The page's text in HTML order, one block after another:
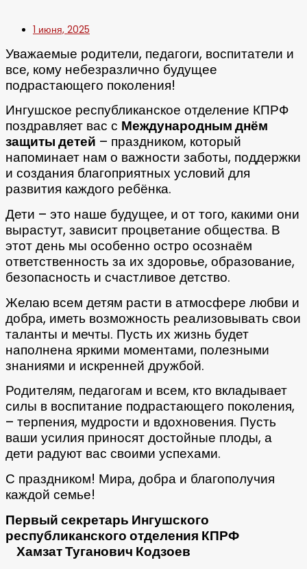
1 июня, 2025
Уважаемые родители, педагоги, воспитатели и
все, кому небезразлично будущее
подрастающего поколения!
Ингушское республиканское отделение КПРФ
поздравляет вас с Международным днём
защиты детей – праздником, который
напоминает нам о важности заботы, поддержки
и создания благоприятных условий для
развития каждого ребёнка.
Дети – это наше будущее, и от того, какими они
вырастут, зависит процветание общества. В
этот день мы особенно остро осознаём
ответственность за их здоровье, образование,
безопасность и счастливое детство.
Желаю всем детям расти в атмосфере любви и
добра, иметь возможность реализовывать свои
таланты и мечты. Пусть их жизнь будет
наполнена яркими моментами, полезными
знаниями и искренней дружбой.
Родителям, педагогам и всем, кто вкладывает
силы в воспитание подрастающего поколения,
– терпения, мудрости и вдохновения. Пусть
ваши усилия приносят достойные плоды, а
дети радуют вас своими успехами.
С праздником! Мира, добра и благополучия
каждой семье!
Первый секретарь Ингушского
республиканского отделения КПРФ
Хамзат Туганович Кодзоев